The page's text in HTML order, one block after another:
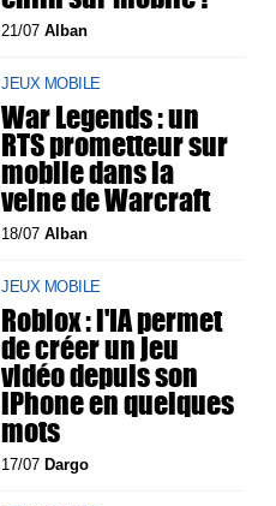
21/07Alban
JEUX MOBILE
War Legends : un
RTS prometteur sur
mobile dans la
veine de Warcraft
18/07Alban
JEUX MOBILE
Roblox : l'IA permet
de créer un jeu
vidéo depuis son
iPhone en quelques
mots
17/07Dargo